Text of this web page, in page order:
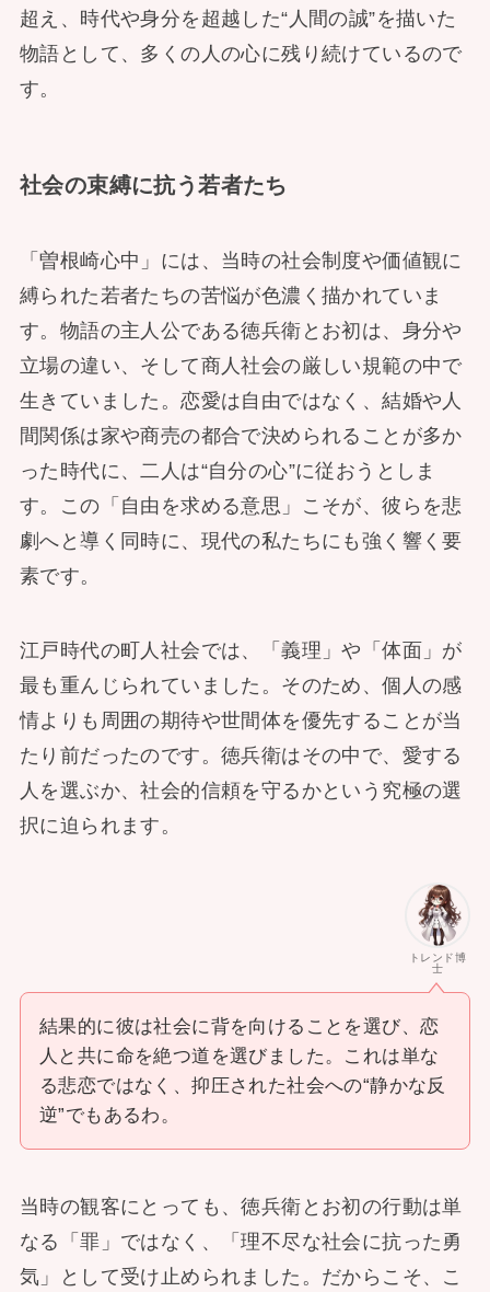
超え、時代や身分を超越した“人間の誠”を描いた
物語として、多くの人の心に残り続けているので
す。
社会の束縛に抗う若者たち
「曽根崎心中」には、当時の社会制度や価値観に
縛られた若者たちの苦悩が色濃く描かれていま
す。物語の主人公である徳兵衛とお初は、身分や
立場の違い、そして商人社会の厳しい規範の中で
生きていました。恋愛は自由ではなく、結婚や人
間関係は家や商売の都合で決められることが多か
った時代に、二人は“自分の心”に従おうとしま
す。この「自由を求める意思」こそが、彼らを悲
劇へと導く同時に、現代の私たちにも強く響く要
素です。
江戸時代の町人社会では、「義理」や「体面」が
最も重んじられていました。そのため、個人の感
情よりも周囲の期待や世間体を優先することが当
たり前だったのです。徳兵衛はその中で、愛する
人を選ぶか、社会的信頼を守るかという究極の選
択に迫られます。
トレンド博
士
結果的に彼は社会に背を向けることを選び、恋
人と共に命を絶つ道を選びました。これは単な
る悲恋ではなく、抑圧された社会への“静かな反
逆”でもあるわ。
当時の観客にとっても、徳兵衛とお初の行動は単
なる「罪」ではなく、「理不尽な社会に抗った勇
気」として受け止められました。だからこそ、こ